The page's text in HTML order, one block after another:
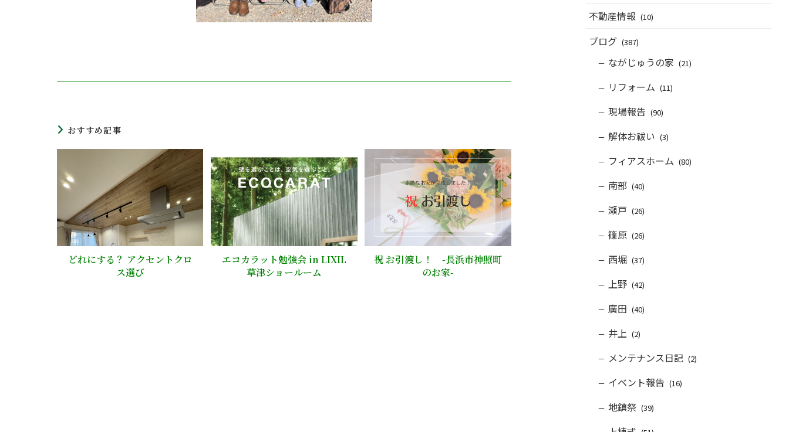
おすすめ記事
どれにする？ アクセントクロ
ス選び
エコカラット勉強会 in LIXIL
草津ショールーム
祝 お引渡し！ -長浜市神照町
のお家-
不動産情報 (10)
ブログ (387)
ながじゅうの家 (21)
リフォーム (11)
現場報告 (90)
解体お祓い (3)
フィアスホーム (80)
南部 (40)
瀬戸 (26)
篠原 (26)
西堀 (37)
上野 (42)
廣田 (40)
井上 (2)
メンテナンス日記 (2)
イベント報告 (16)
地鎮祭 (39)